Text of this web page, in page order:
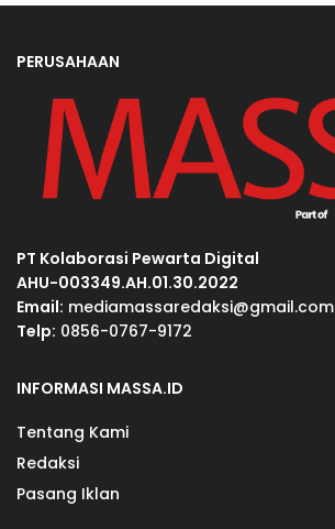
PERUSAHAAN
PT Kolaborasi Pewarta Digital
AHU-003349.AH.01.30.2022
Email: mediamassaredaksi@gmail.com
Telp: 0856-0767-9172
INFORMASI MASSA.ID
Tentang Kami
Redaksi
Pasang Iklan